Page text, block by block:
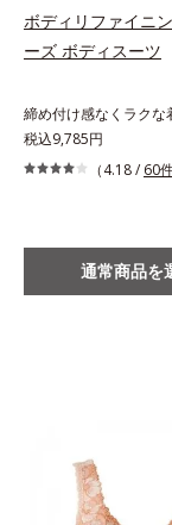
ボディリファイニ
ーズ ボディスーツ
締め付け感なくラクな
税込9,785円
（4.18 / 60
通常商品を